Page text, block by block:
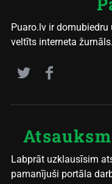
Puaro.lv ir
veltīts interneta žurnāls.
Labprāt uzklausīsim
pamanījuši portāla